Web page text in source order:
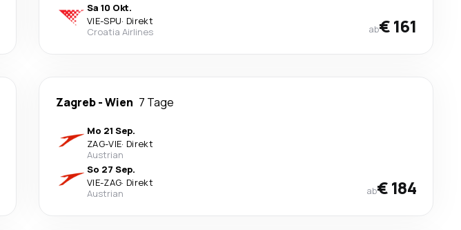
Sa 10 Okt.
VIE-SPU· Direkt
Croatia Airlines
ab€ 161
Zagreb-Wien 7 Tage
Mo 21 Sep.
ZAG-VIE· Direkt
Austrian
So 27 Sep.
VIE-ZAG· Direkt
Austrian
ab€ 184